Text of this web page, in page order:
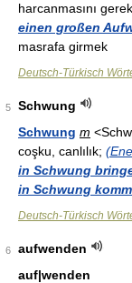
harcanmasını
einen großen
masrafa girmek
Deutsch-Türkisch
5
Schwung
Schwung m
coşku, canlılık;
in Schwung
in Schwung
Deutsch-Türkisch
6
aufwenden
auf|wenden